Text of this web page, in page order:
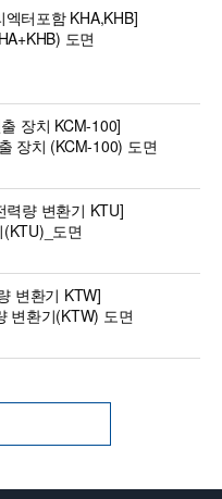
터포함 KHA,KHB]
도면
장치 KCM-100]
장치 (KCM-100) 도면
력량 변환기 KTU]
도면
변환기 KTW]
변환기(KTW) 도면